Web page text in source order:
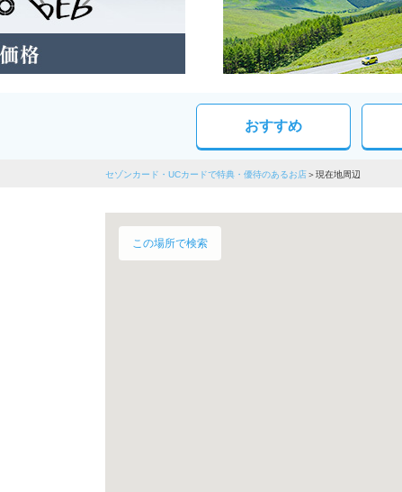
おすすめ
セゾンカード・UCカードで特典・優待のあるお店 現在地周辺
この場所で検索